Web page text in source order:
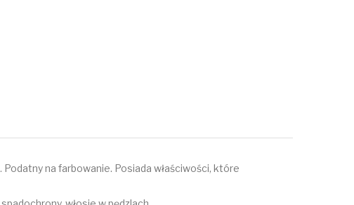
na farbowanie. Posiada właściwości, które